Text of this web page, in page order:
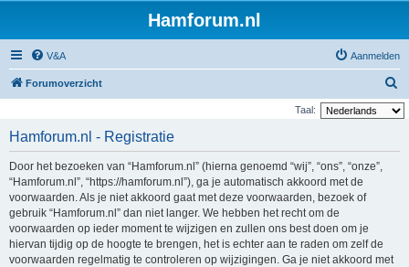
Hamforum.nl
V&A Aanmelden
Forumoverzicht
o
Taal:
Hamforum.nl - Registratie
Door het bezoeken van “Hamforum.nl” (hierna genoemd “wij”, “ons”, “onze”,
“Hamforum.nl”, “https://hamforum.nl”), ga je automatisch akkoord met de
voorwaarden. Als je niet akkoord gaat met deze voorwaarden, bezoek of
gebruik “Hamforum.nl” dan niet langer. We hebben het recht om de
voorwaarden op ieder moment te wijzigen en zullen ons best doen om je
hiervan tijdig op de hoogte te brengen, het is echter aan te raden om zelf de
voorwaarden regelmatig te controleren op wijzigingen. Ga je niet akkoord met